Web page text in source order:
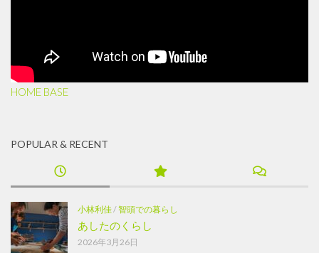
HOME BASE
POPULAR & RECENT
小林利佳/智頭での暮らし
あしたのくらし
2026年3月26日